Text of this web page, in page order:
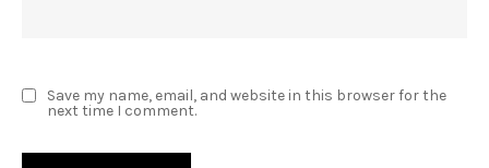
Save my name, email, and website in this browser for the
next time I comment.